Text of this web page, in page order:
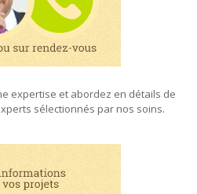
expertise et abordez en détails de
sélectionnés par nos soins.